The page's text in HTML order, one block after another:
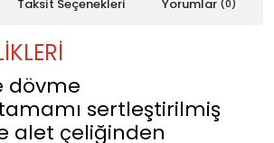
Taksit Seçenekleri Yorumlar (0)
dövme
sertleştirilmiş
alet çeliğinden